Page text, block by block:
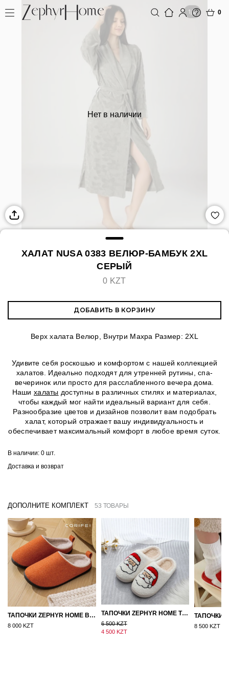
0
Нет в наличии
ХАЛАТ NUSA 0383 ВЕЛЮР-БАМБУК 2XL
СЕРЫЙ
0 KZT
ДОБАВИТЬ В КОРЗИНУ
Верх халата Велюр, Внутри Махра Размер: 2XL
Удивите себя роскошью и комфортом с нашей коллекцией
халатов. Идеально подходят для утренней рутины, спа-
вечеринок или просто для расслабленного вечера дома.
Наши халаты доступны в различных стилях и материалах,
чтобы каждый мог найти идеальный вариант для себя.
Разнообразие цветов и дизайнов позволит вам подобрать
халат, который отражает вашу индивидуальность и
обеспечивает максимальный комфорт в любое время суток.
В наличии: 0 шт.
Доставка и возврат
ДОПОЛНИТЕ КОМПЛЕКТ 53 ТОВАРЫ
ТАПОЧКИ ZEPHYR HOME ВОЙЛОК ОРАНЖЕВЫЙ
8 000 KZT
ТАПОЧКИ ZEPHYR HOME ТЕДДИ ДЕД МОРОЗ NEW
6 500 KZT
4 500 KZT
8 500 KZT